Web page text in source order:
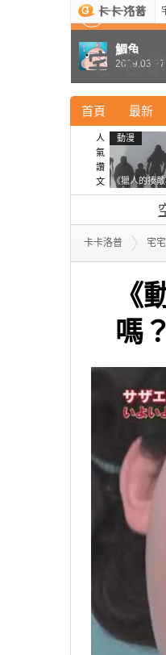
首頁 最新
人
氣
讚
文
動漫
《獵人的揍
的這個剪影
記還有這號
卡卡洛普 宅
《
嗎
最新
鯛魚
2019.03.27